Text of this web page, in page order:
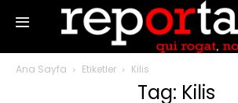
Ana Sayfa Etiketler Kilis
Tag: Kilis